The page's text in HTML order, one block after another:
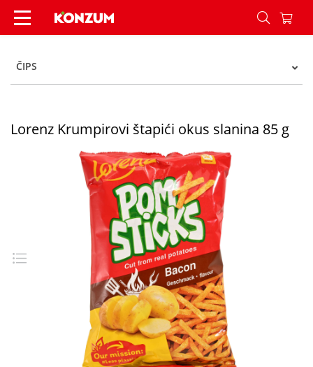
Lorenz Krumpirovi štapići okus slanina 85 g -
ČIPS
Lorenz Krumpirovi štapići okus slanina 85 g